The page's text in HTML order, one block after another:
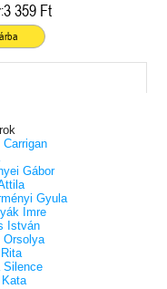
3 359 Ft
Gábor
Gyula
Imre
István
Orsolya
Silence
Kata